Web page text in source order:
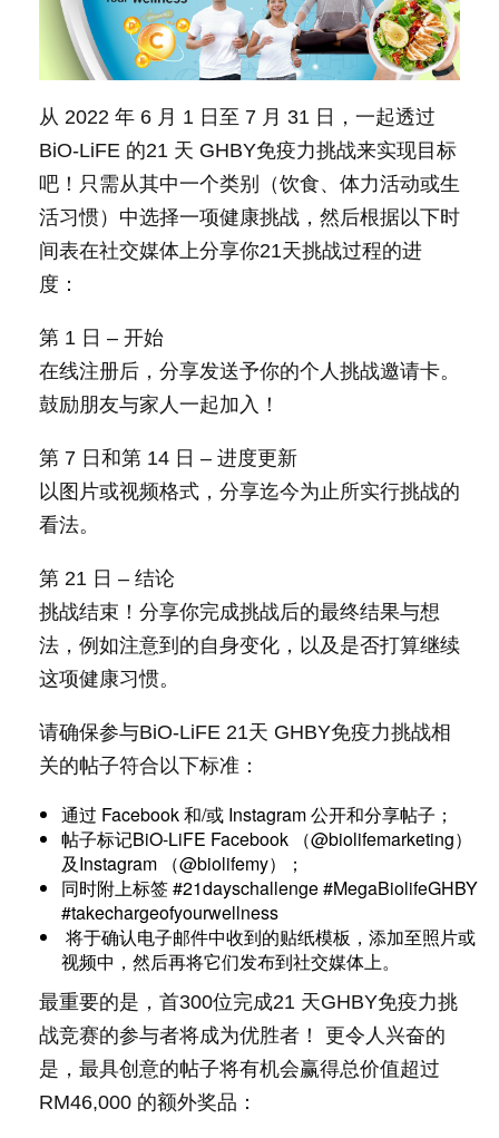
从 2022 年 6 月 1 日至 7 月 31 日，一起透过
BiO-LiFE 的21 天 GHBY免疫力挑战来实现目标
吧！只需从其中一个类别（饮食、体力活动或生
活习惯）中选择一项健康挑战，然后根据以下时
间表在社交媒体上分享你21天挑战过程的进
度：
第 1 日 – 开始
在线注册后，分享发送予你的个人挑战邀请卡。
鼓励朋友与家人一起加入！
第 7 日和第 14 日 – 进度更新
以图片或视频格式，分享迄今为止所实行挑战的
看法。
第 21 日 – 结论
挑战结束！分享你完成挑战后的最终结果与想
法，例如注意到的自身变化，以及是否打算继续
这项健康习惯。
请确保参与BiO-LiFE 21天 GHBY免疫力挑战相
关的帖子符合以下标准：
通过 Facebook 和/或 Instagram 公开和分享帖子；
帖子标记BiO-LiFE Facebook （@biolifemarketing）
及Instagram （@biolifemy）；
同时附上标签 #21dayschallenge #MegaBiolifeGHBY
#takechargeofyourwellness
将于确认电子邮件中收到的贴纸模板，添加至照片或
视频中，然后再将它们发布到社交媒体上。
最重要的是，首300位完成21 天GHBY免疫力挑
战竞赛的参与者将成为优胜者！ 更令人兴奋的
是，最具创意的帖子将有机会赢得总价值超过
RM46,000 的额外奖品：